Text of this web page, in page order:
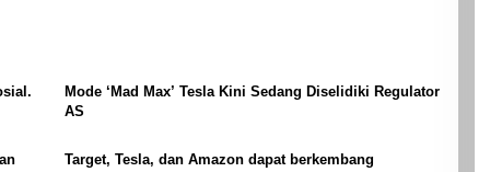
Mode ‘Mad Max’ Tesla Kini Sedang Diselidiki Regulator
AS
Target, Tesla, dan Amazon dapat berkembang